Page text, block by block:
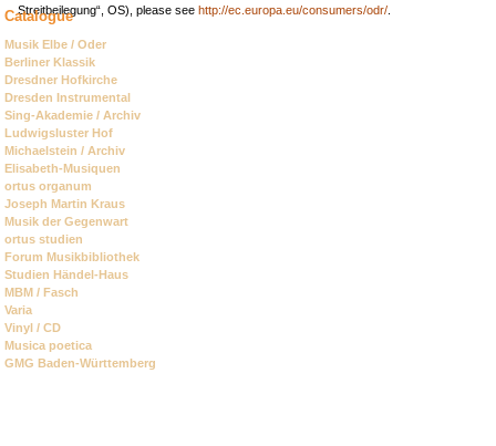
Streitbeilegung“, OS), please see http://ec.europa.eu/consumers/odr/
Catalogue
Skip
navigation
Musik Elbe / Oder
Berliner Klassik
Dresdner Hofkirche
Dresden Instrumental
Sing-Akademie / Archiv
Ludwigsluster Hof
Michaelstein / Archiv
Elisabeth-Musiquen
ortus organum
Joseph Martin Kraus
Musik der Gegenwart
ortus studien
Forum Musikbibliothek
Studien Händel-Haus
MBM / Fasch
Varia
Vinyl / CD
Musica poetica
GMG Baden-Württemberg